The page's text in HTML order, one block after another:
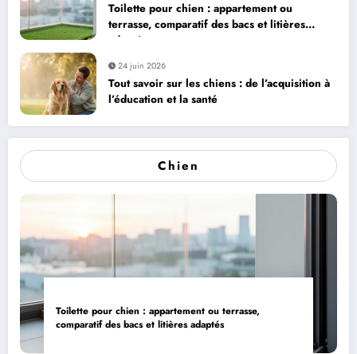
Toilette pour chien : appartement ou
terrasse, comparatif des bacs et litières
adaptés
24 juin 2026
Tout savoir sur les chiens : de l’acquisition à
l’éducation et la santé
Chien
Toilette pour chien : appartement ou terrasse,
comparatif des bacs et litières adaptés